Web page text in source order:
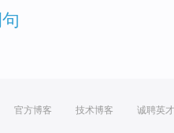
官方博客 技术博客 诚聘英才